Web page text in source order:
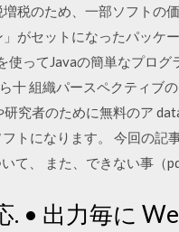
税のため、一部ソフトの
がセットになったパッケ
ってJavaの簡単なプログ
組織パースペクティブ
究者のために無料のア
トになります。 今回の
て、 また、できない事
• 出力毎に